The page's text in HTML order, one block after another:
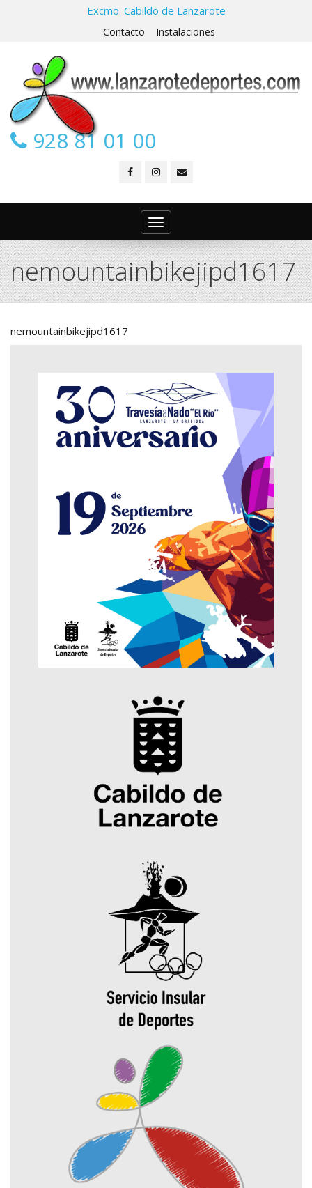
Excmo. Cabildo de Lanzarote
Contacto Instalaciones
928 81 01 00
Toggle
navigation
nemountainbikejipd1617
nemountainbikejipd1617